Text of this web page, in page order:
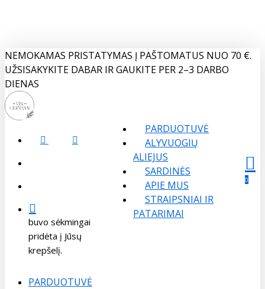
content
NEMOKAMAS PRISTATYMAS Į PAŠTOMATUS NUO 70 €.
UŽSISAKYKITE DABAR IR GAUKITE PER 2–3 DARBO
DIENAS
FACEBOOKINSTAGRAM
buvo sėkmingai
pridėta į Jūsų
krepšelį.
0
Menu
PARDUOTUVĖ
ALYVUOGIŲ
ALIEJUS
SARDINĖS
APIE MUS
STRAIPSNIAI IR
PATARIMAI
PARDUOTUVĖ